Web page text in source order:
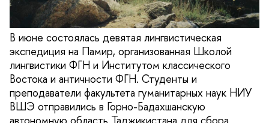
В июне состоялась девятая лингвистическая
экспедиция на Памир, организованная Школой
лингвистики ФГН и Институтом классического
Востока и античности ФГН. Студенты и
преподаватели факультета гуманитарных наук НИУ
ВШЭ отправились в Горно-Бадахшанскую